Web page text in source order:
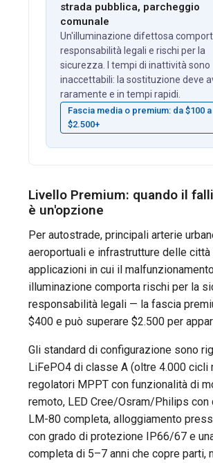
strada pubblica, parcheggio
comunale
Un'illuminazione difettosa
responsabilità legali e rischi per la
sicurezza. I tempi di inattività sono
inaccettabili: la sostituzione deve
raramente e in tempi rapidi.
Fascia media o premium: da $100 a
$2.500+
Livello Premium: quando il
è un'opzione
Per autostrade, principali arterie
aeroportuali e infrastrutture delle
applicazioni in cui il
illuminazione comporta rischi per la
responsabilità legali — la fascia
$400 e può superare $2.500 per
Gli standard di configurazione sono
LiFePO4 di classe A (oltre 4.000 cicli
regolatori MPPT con funzionalità di
remoto, LED Cree/Osram/Philips
LM-80 completa, alloggiamento
con grado di protezione IP66/67 e
completa di 5–7 anni che copre parti,